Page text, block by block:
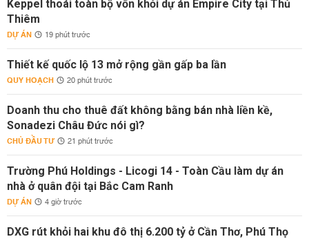
Keppel thoái toàn bộ vốn khỏi dự án Empire City tại Thủ
Thiêm
DỰ ÁN 19 phút trước
Thiết kế quốc lộ 13 mở rộng gần gấp ba lần
QUY HOẠCH 20 phút trước
Doanh thu cho thuê đất không bằng bán nhà liền kề,
Sonadezi Châu Đức nói gì?
CHỦ ĐẦU TƯ 21 phút trước
Trường Phú Holdings - Licogi 14 - Toàn Cầu làm dự án
nhà ở quân đội tại Bắc Cam Ranh
DỰ ÁN 4 giờ trước
DXG rút khỏi hai khu đô thị 6.200 tỷ ở Cần Thơ, Phú Thọ